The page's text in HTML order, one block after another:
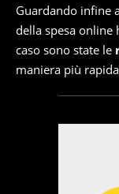
Guardando infine
della spesa
caso sono state le
maniera più